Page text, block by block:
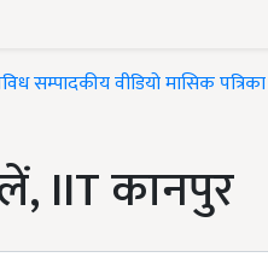
सम्पादकीयवीडियोमासिक पत्रिका
IIT कानपुर